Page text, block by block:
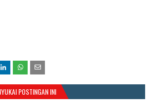
POSTINGAN INI